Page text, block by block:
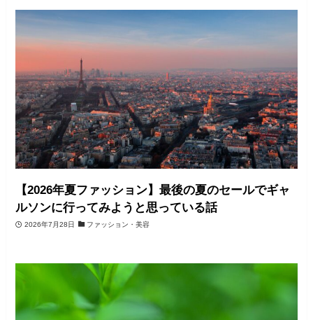
【2026年夏ファッション】最後の夏のセールでギャ
ルソンに行ってみようと思っている話
2026年7月28日 ファッション・美容